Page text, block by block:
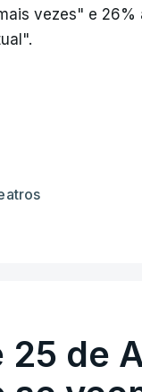
vezes" e 26%
de